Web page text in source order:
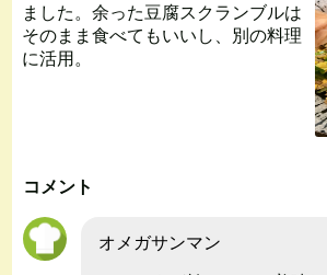
ました。余った豆腐スクランブルは
そのまま食べてもいいし、別の料理
に活用。
コメント
オメガサンマン